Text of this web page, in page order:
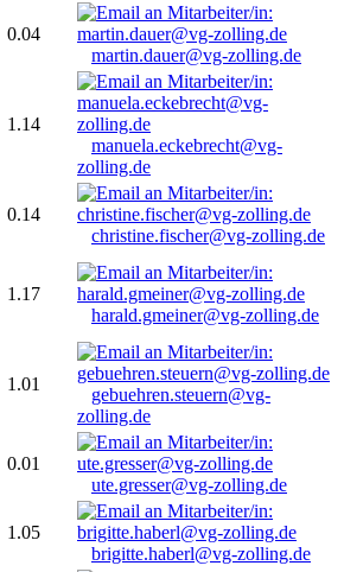
0.04
martin.dauer@vg-zolling.de
1.14
manuela.eckebrecht@vg-
zolling.de
0.14
christine.fischer@vg-zolling.de
1.17
harald.gmeiner@vg-zolling.de
1.01
gebuehren.steuern@vg-
zolling.de
0.01
ute.gresser@vg-zolling.de
1.05
brigitte.haberl@vg-zolling.de